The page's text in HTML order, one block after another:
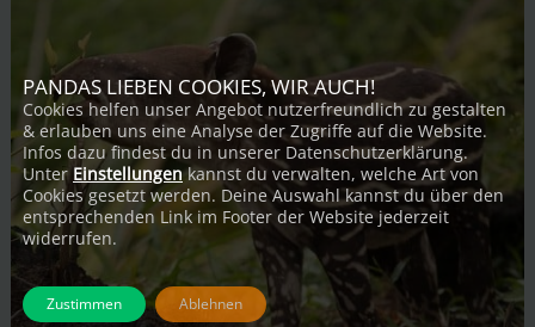
PANDAS LIEBEN COOKIES, WIR AUCH!
Cookies helfen unser Angebot nutzerfreundlich zu gestalten
& erlauben uns eine Analyse der Zugriffe auf die Website.
Infos dazu findest du in unserer Datenschutzerklärung.
Unter Einstellungen kannst du verwalten, welche Art von
Cookies gesetzt werden. Deine Auswahl kannst du über den
entsprechenden Link im Footer der Website jederzeit
widerrufen.
Zustimmen Ablehnen